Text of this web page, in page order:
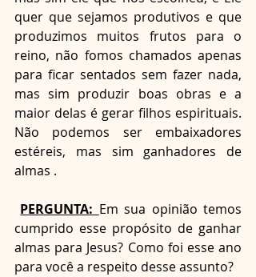
quer que sejamos produtivos e que
produzimos muitos frutos para o
reino, não fomos chamados apenas
para ficar sentados sem fazer nada,
mas sim produzir boas obras e a
maior delas é gerar filhos espirituais.
Não podemos ser embaixadores
estéreis, mas sim ganhadores de
almas .
PERGUNTA: Em sua opinião temos
cumprido esse propósito de ganhar
almas para Jesus? Como foi esse ano
para você a respeito desse assunto?